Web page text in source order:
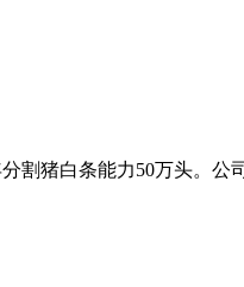
割猪白条能力50万头。